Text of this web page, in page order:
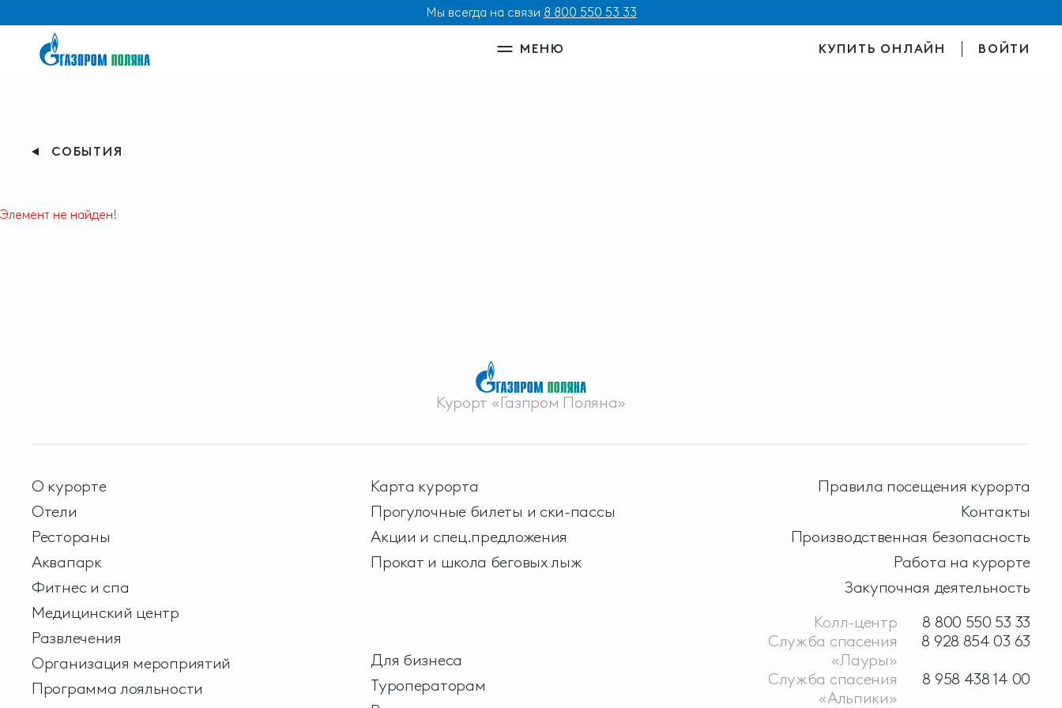
Мы всегда на связи 8 800 550 53 33
МЕНЮ КУПИТЬ ОНЛАЙН ВОЙТИ
СОБЫТИЯ
Элемент не найден!
Курорт «Газпром Поляна»
О курорте
Отели
Рестораны
Аквапарк
Фитнес и спа
Медицинский центр
Развлечения
Организация мероприятий
Программа лояльности
Карта курорта
Прогулочные билеты и ски-пассы
Акции и спец.предложения
Прокат и школа беговых лыж
Для бизнеса
Туроператорам
Правила посещения курорта
Контакты
Производственная безопасность
Работа на курорте
Закупочная деятельность
Колл-центр
8 800 550 53 33
Служба спасения
«Лауры»
8 928 854 03 63
Служба спасения
«Альпики»
8 958 438 14 00